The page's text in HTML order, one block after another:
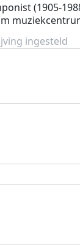
(1905-
ingesteld